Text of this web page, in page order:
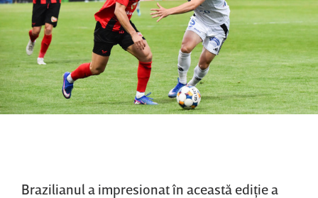
Brazilianul a impresionat în această ediţie a